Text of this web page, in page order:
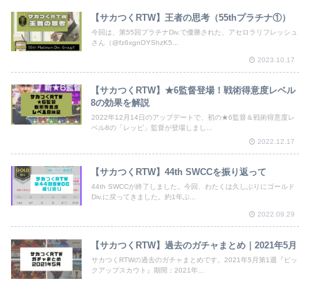
【サカつくRTW】王者の思考（55thプラチナ①）
今回は、第55回プラチナDiv.で優勝された、アセロラリフレッシュ
さん（@fz6xgnOYShzK5...
2023.10.17
【サカつくRTW】★6監督登場！戦術得意度レベル
8の効果を解説
2022年12月14日のアップデートで、初の★6監督＆戦術得意度レ
ベル8の「レッピ」監督が登場しまし...
2022.12.17
【サカつくRTW】44th SWCCを振り返って
44th SWCCが終了しました。今回、わたくは久しぶりにゴールド
Div.に戻ってきました。約1年ぶ...
2022.09.29
【サカつくRTW】過去のガチャまとめ｜2021年5月
サカつくRTWの過去のガチャまとめです。2021年5月第1週『ピッ
クアップスカウト』期間：2021年...